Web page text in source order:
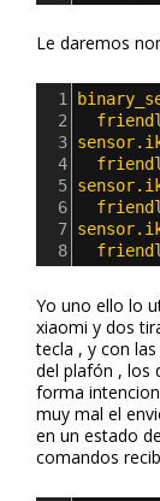
Le daremos
1
2
3
4
5
6
7
8
Yo uno ello lo
xiaomi y dos
tecla , y con
del plafón , los
forma
muy mal el
en un estado
comandos